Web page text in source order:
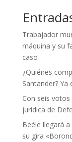
Trabajador
máquina y su
caso
¿Quiénes
Santander?
Con seis
jurídica de
Beéle llegará
su gira